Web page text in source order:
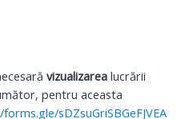
vizualizarea lucrării
pentru aceasta
sDZsuGriSBGeFJVEA